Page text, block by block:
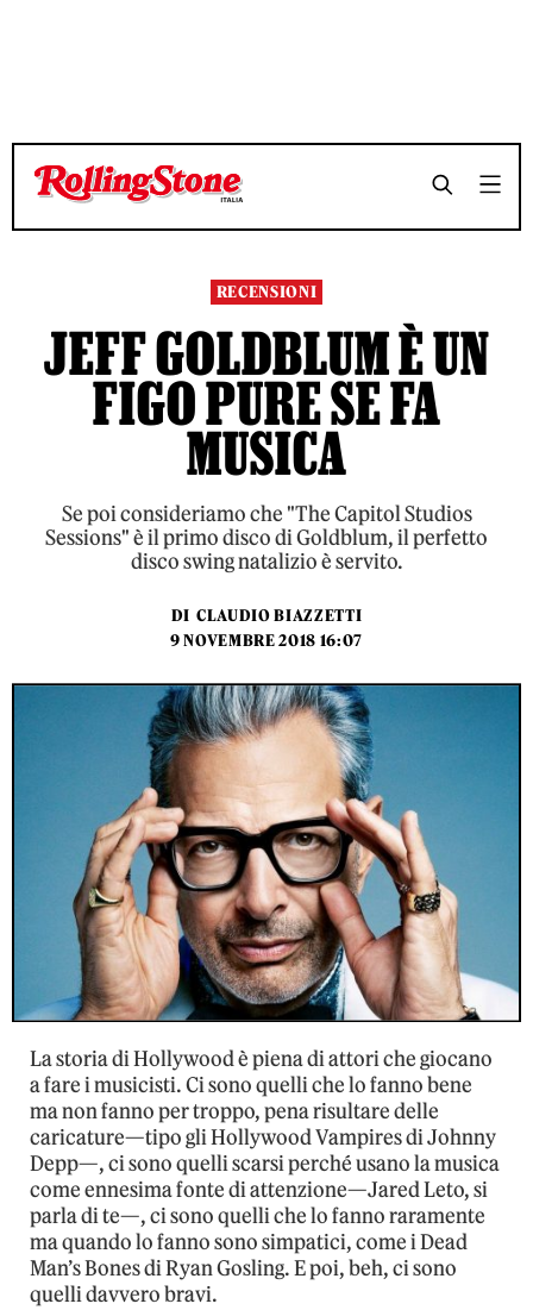
TEMPO DI LETTURA 4 MINUTI SHARE
TEMPO DI LETTURA 4 MINUTI SHARE
RECENSIONI
JEFF GOLDBLUM È UN
FIGO PURE SE FA
MUSICA
Se poi consideriamo che "The Capitol Studios
Sessions" è il primo disco di Goldblum, il perfetto
disco swing natalizio è servito.
DI CLAUDIO BIAZZETTI
9 NOVEMBRE 2018 16:07
La storia di Hollywood è piena di attori che giocano
a fare i musicisti. Ci sono quelli che lo fanno bene
ma non fanno per troppo, pena risultare delle
caricature—tipo gli Hollywood Vampires di Johnny
Depp—, ci sono quelli scarsi perché usano la musica
come ennesima fonte di attenzione—Jared Leto, si
parla di te—, ci sono quelli che lo fanno raramente
ma quando lo fanno sono simpatici, come i Dead
Man’s Bones di Ryan Gosling. E poi, beh, ci sono
quelli davvero bravi.